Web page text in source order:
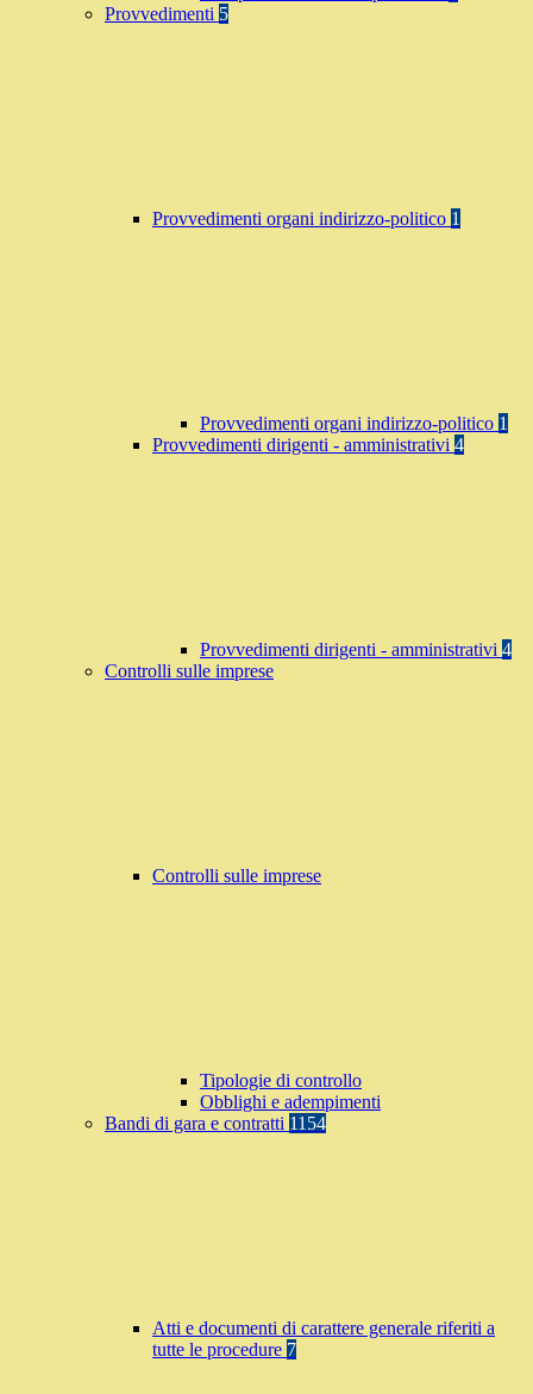
Provvedimenti 5
Provvedimenti organi indirizzo-politico 1
Provvedimenti organi indirizzo-politico 1
Provvedimenti dirigenti - amministrativi 4
Provvedimenti dirigenti - amministrativi 4
Controlli sulle imprese
Controlli sulle imprese
Tipologie di controllo
Obblighi e adempimenti
Bandi di gara e contratti 1154
Atti e documenti di carattere generale riferiti a
tutte le procedure 7